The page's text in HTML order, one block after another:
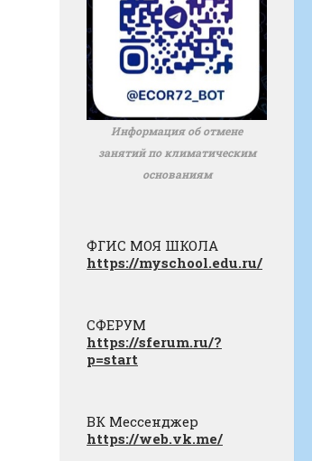
Информация об отмене
занятий по климатическим
основаниям
ФГИС МОЯ ШКОЛА
https://myschool.edu.ru/
СФЕРУМ
https://sferum.ru/?
p=start
ВК Мессенджер
https://web.vk.me/